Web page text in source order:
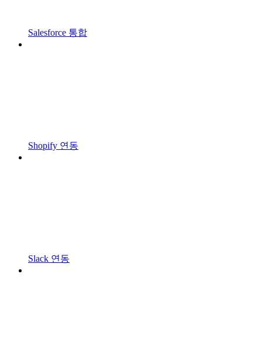
Salesforce 통합
Shopify 연동
Slack 연동